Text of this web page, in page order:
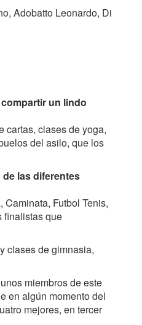
Adobatto Leonardo, Di
un lindo
cartas, clases de yoga,
del asilo, que los
las diferentes
Caminata, Futbol Tenis,
finalistas que
clases de gimnasia,
miembros de este
en algún momento del
mejores, en tercer